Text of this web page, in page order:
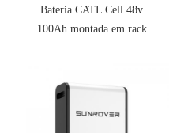
Bateria CATL Cell 48v
100Ah montada em rack